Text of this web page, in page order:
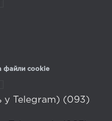
файли cookie
у Telegram) (093)